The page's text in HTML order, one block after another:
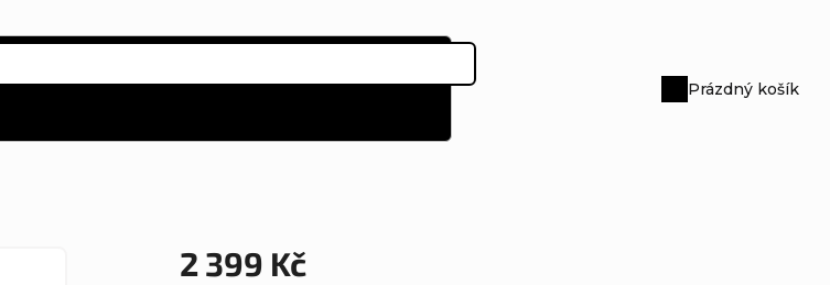
Nákupní
Prázdný košík
2 399 Kč